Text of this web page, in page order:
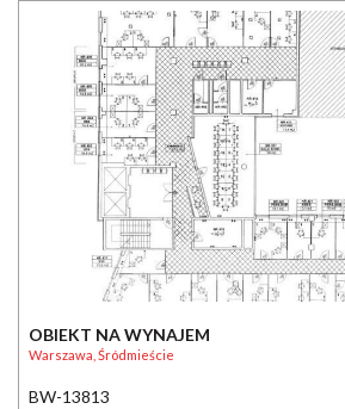
OBIEKT NA WYNAJEM
Warszawa, Śródmieście
BW-13813